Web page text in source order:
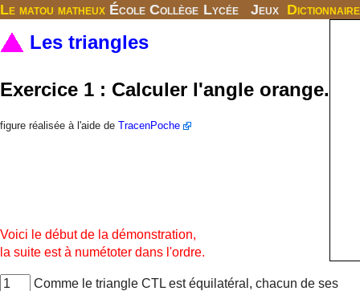
Le matou matheux École Collège Lycée Jeux Dictionnaire
Les triangles
Exercice 1 : Calculer l'angle orange.
figure réalisée à l'aide de TracenPoche
Voici le début de la démonstration,
la suite est à numétoter dans l'ordre.
Comme le triangle CTL est équilatéral, chacun de ses